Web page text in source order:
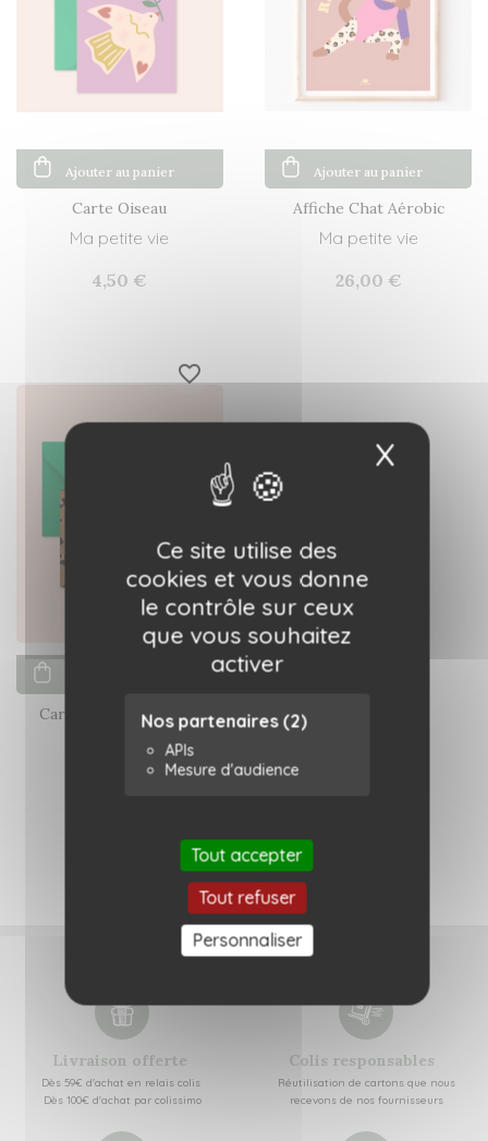
Ce site utilise des
cookies et vous donne
le contrôle sur ceux
que vous souhaitez
activer
Nos partenaires (2)
APIs
Mesure d'audience
Tout accepter
Tout refuser
Personnaliser
X
Carte Oiseau
Ma petite vie
4,50 €
Ajouter au panier
Affiche Chat Aérobic
Ma petite vie
26,00 €
Ajouter au panier
Carte Bisous Poulette
Ma petite vie
favorite_border
Livraison offerte
Dès 59€ d'achat en relais colis
Dès 100€ d'achat par colissimo
Colis responsables
Réutilisation de cartons que nous
recevons de nos fournisseurs